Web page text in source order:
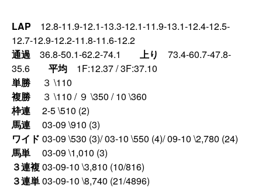
LAP 12.8-11.9-12.1-13.3-12.1-11.9-13.1-12.4-12.5-
12.7-12.9-12.2-11.8-11.6-12.2
通過 36.8-50.1-62.2-74.1 上り 73.4-60.7-47.8-
35.6 平均 1F:12.37 / 3F:37.10
単勝
３ \110
複勝
３ \110 / ９ \350 / 10 \360
枠連
2-5 \510 (2)
馬連
03-09 \910 (3)
ワイド 03-09 \530 (3)/ 03-10 \550 (4)/ 09-10 \2,780 (24)
馬単
03-09 \1,010 (3)
３連複03-09-10 \3,810 (10/816)
３連単03-09-10 \8,740 (21/4896)